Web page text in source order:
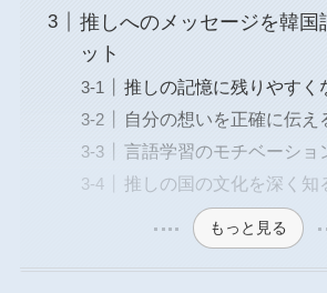
推しへのメッセージを韓国
ット
推しの記憶に残りやすく
自分の想いを正確に伝え
言語学習のモチベーショ
推しの国の文化を深く知
もっと見る